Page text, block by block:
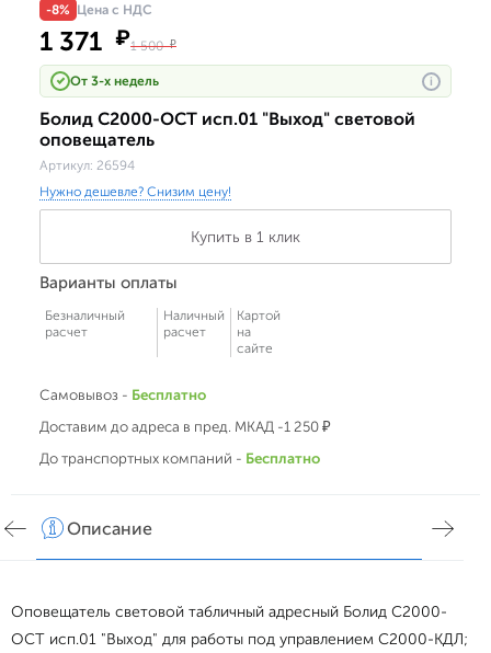
-8% Цена с НДС
1 371 ₽1 500₽
От 3-х недель i
Болид С2000-ОСТ исп.01 "Выход" световой
оповещатель
Артикул: 26594
Нужно дешевле? Снизим цену!
Купить в 1 клик
Варианты оплаты
Безналичный
расчет
Наличный
расчет
Картой
на
сайте
Самовывоз - Бесплатно
Доставим до адреса в пред. МКАД -1 250 ₽
До транспортных компаний - Бесплатно
Описание
Оповещатель световой табличный адресный Болид С2000-
ОСТ исп.01 "Выход" для работы под управлением С2000-КДЛ;